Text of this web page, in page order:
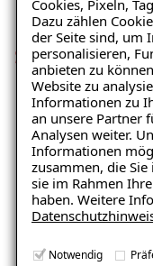
Cookies, Pixeln,
Dazu zählen
der Seite sind, um
personalisieren,
anbieten zu
Website zu
Informationen zu
an unsere Partner
Analysen weiter.
Informationen
zusammen, die
sie im Rahmen
haben. Weitere
Notwendig